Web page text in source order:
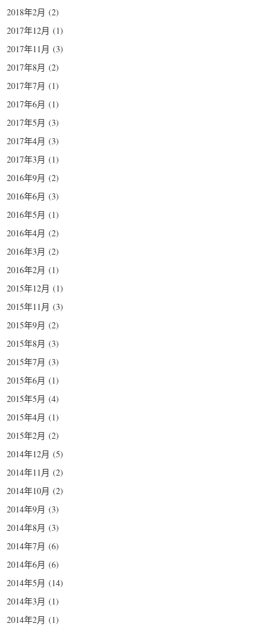
2018年2月 (2)
2017年12月 (1)
2017年11月 (3)
2017年8月 (2)
2017年7月 (1)
2017年6月 (1)
2017年5月 (3)
2017年4月 (3)
2017年3月 (1)
2016年9月 (2)
2016年6月 (3)
2016年5月 (1)
2016年4月 (2)
2016年3月 (2)
2016年2月 (1)
2015年12月 (1)
2015年11月 (3)
2015年9月 (2)
2015年8月 (3)
2015年7月 (3)
2015年6月 (1)
2015年5月 (4)
2015年4月 (1)
2015年2月 (2)
2014年12月 (5)
2014年11月 (2)
2014年10月 (2)
2014年9月 (3)
2014年8月 (3)
2014年7月 (6)
2014年6月 (6)
2014年5月 (14)
2014年3月 (1)
2014年2月 (1)